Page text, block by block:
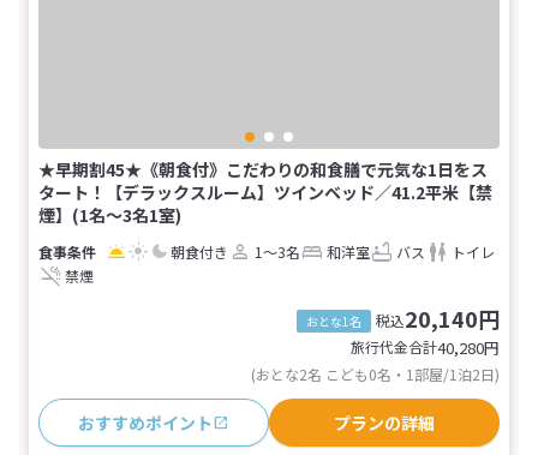
★早期割45★《朝食付》こだわりの和食膳で元気な1日をス
タート！【デラックスルーム】ツインベッド／41.2平米【禁
煙】(1名～3名1室)
朝食付き 1～3名 和洋室 バス
トイレ
禁煙
おとな1名 税込20,140円
旅行代金合計40,280円
(おとな2名 こども0名・1部屋/1泊2日)
おすすめポイント プランの詳細